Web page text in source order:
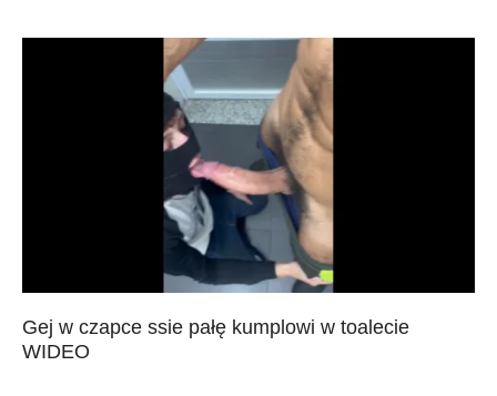
Gej w czapce ssie pałę kumplowi w toalecie
WIDEO